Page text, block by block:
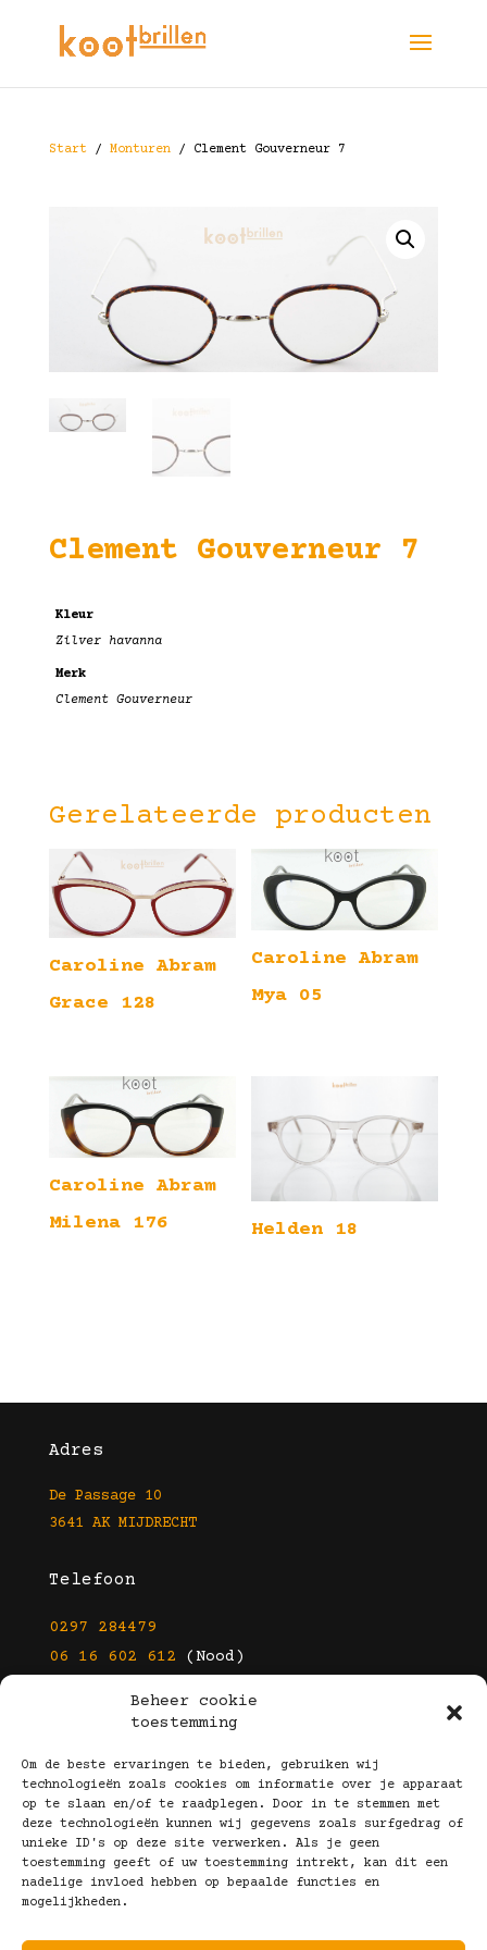
Beheer cookie
toestemming
Om de beste ervaringen te bieden, gebruiken wij
technologieën zoals cookies om informatie over je apparaat
op te slaan en/of te raadplegen. Door in te stemmen met
deze technologieën kunnen wij gegevens zoals surfgedrag of
unieke ID's op deze site verwerken. Als je geen
toestemming geeft of uw toestemming intrekt, kan dit een
nadelige invloed hebben op bepaalde functies en
mogelijkheden.
Start/ Monturen/ Clement Gouverneur 7
Clement Gouverneur 7
Kleur
Zilver havanna
Merk
Clement Gouverneur
Gerelateerde producten
Caroline Abram
Grace 128
Caroline Abram
Mya 05
Caroline Abram
Milena 176
Helden 18
Adres
De Passage 10
3641 AK MIJDRECHT
Telefoon
0297 284479
06 16 602 612 (Nood)
info@kootbrillen.nl
Volg Ons!